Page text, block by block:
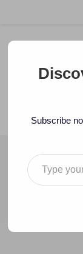
BLOG
2009 >
Subscribe
Type your email…